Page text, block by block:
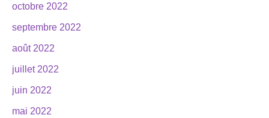
octobre 2022
septembre 2022
août 2022
juillet 2022
juin 2022
mai 2022